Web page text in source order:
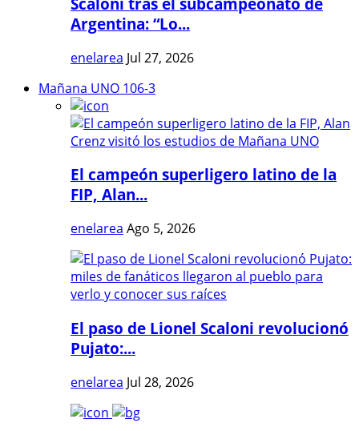
Argentina: “Lo...
enelarea Jul 27, 2026
Mañana UNO 106-3
El campeón superligero latino de la
FIP, Alan...
enelarea Ago 5, 2026
El paso de Lionel Scaloni revolucionó
Pujato:...
enelarea Jul 28, 2026